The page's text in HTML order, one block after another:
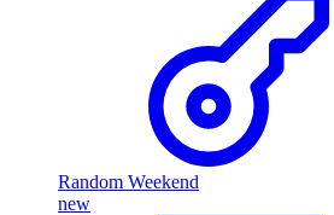
Random Weekend
new